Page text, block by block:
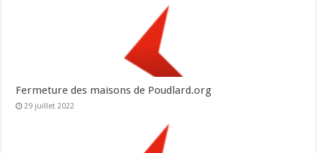
Fermeture des maisons de Poudlard.org
29 juillet 2022